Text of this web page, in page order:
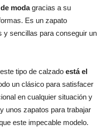
modagracias a su
Es un zapato
y sencillas para conseguir un
tipo de calzado está el
un clásico para satisfacer
en cualquier situación y
unos zapatos para trabajar
este impecable modelo.